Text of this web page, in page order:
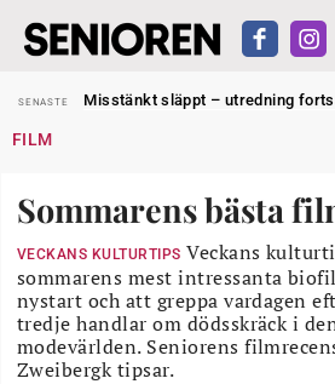
SENASTE
Misstänkt släppt – utredning
SENASTE
SENASTE
Hyror rusar ifrån äldres
SENASTE
Liten höjning av garantipensionen
SENASTE
Misstänkt släppt – utredning
FILM
Sommarens bästa
VECKANS KULTURTIPS Veckans
sommarens mest intressanta
nystart och att greppa vardagen
tredje handlar om dödsskräck i
modevärlden. Seniorens
Zweibergk tipsar.